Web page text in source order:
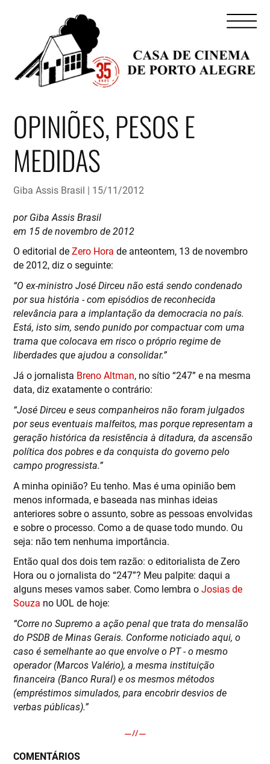
OPINIÕES, PESOS E
MEDIDAS
Giba Assis Brasil 15/11/2012
por Giba Assis Brasil
em 15 de novembro de 2012
O editorial deZero Hora de anteontem, 13 de novembro
de 2012, diz o seguinte:
“O ex-ministro José Dirceu não está sendo condenado
por sua história - com episódios de reconhecida
relevância para a implantação da democracia no país.
Está, isto sim, sendo punido por compactuar com uma
trama que colocava em risco o próprio regime de
liberdades que ajudou a consolidar.”
Já o jornalista Breno Altman, no sítio “247” e na mesma
data, diz exatamente o contrário:
“José Dirceu e seus companheiros não foram julgados
por seus eventuais malfeitos, mas porque representam a
geração histórica da resistência à ditadura, da ascensão
política dos pobres e da conquista do governo pelo
campo progressista.”
A minha opinião? Eu tenho. Mas é uma opinião bem
menos informada, e baseada nas minhas ideias
anteriores sobre o assunto, sobre as pessoas envolvidas
e sobre o processo. Como a de quase todo mundo. Ou
seja: não tem nenhuma importância.
Então qual dos dois tem razão: o editorialista de Zero
Hora ou o jornalista do “247”? Meu palpite: daqui a
alguns meses vamos saber. Como lembra oJosias de
Souza no UOL de hoje:
“Corre no Supremo a ação penal que trata do mensalão
do PSDB de Minas Gerais. Conforme noticiado aqui, o
caso é semelhante ao que envolve o PT - o mesmo
operador (Marcos Valério), a mesma instituição
financeira (Banco Rural) e os mesmos métodos
(empréstimos simulados, para encobrir desvios de
verbas públicas).”
COMENTÁRIOS